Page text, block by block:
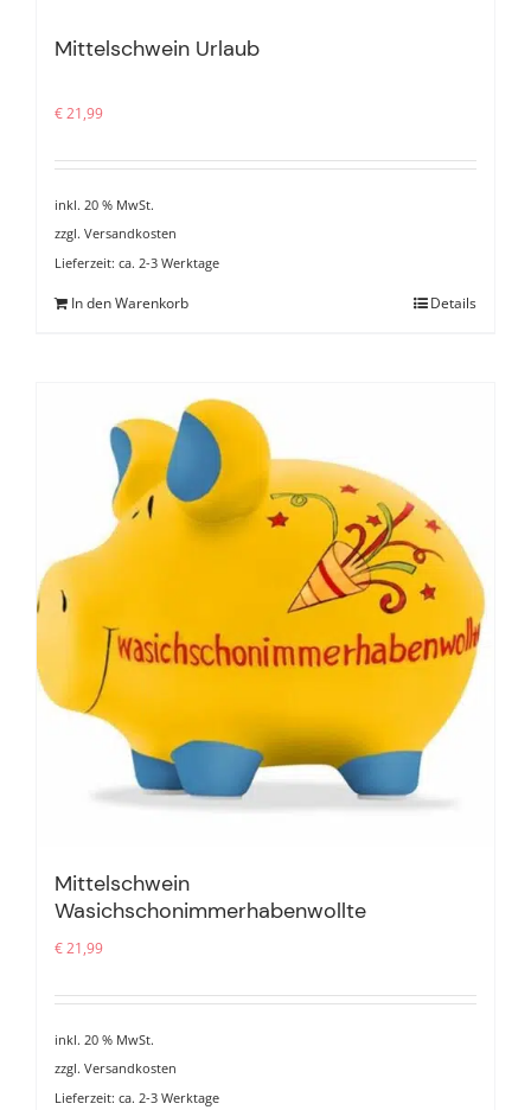
Mittelschwein Urlaub
€21,99
inkl. 20 % MwSt.
zzgl. Versandkosten
Lieferzeit: ca. 2-3 Werktage
In den Warenkorb Details
Mittelschwein
Wasichschonimmerhabenwollte
€21,99
inkl. 20 % MwSt.
zzgl. Versandkosten
Lieferzeit: ca. 2-3 Werktage